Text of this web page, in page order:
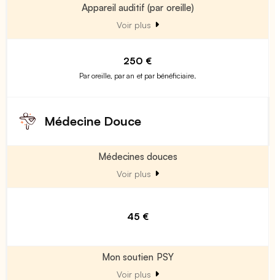
Appareil auditif (par oreille)
Voir plus
250 €
Par oreille, par an et par bénéficiaire.
Médecine Douce
Médecines douces
Voir plus
45 €
Mon soutien PSY
Voir plus